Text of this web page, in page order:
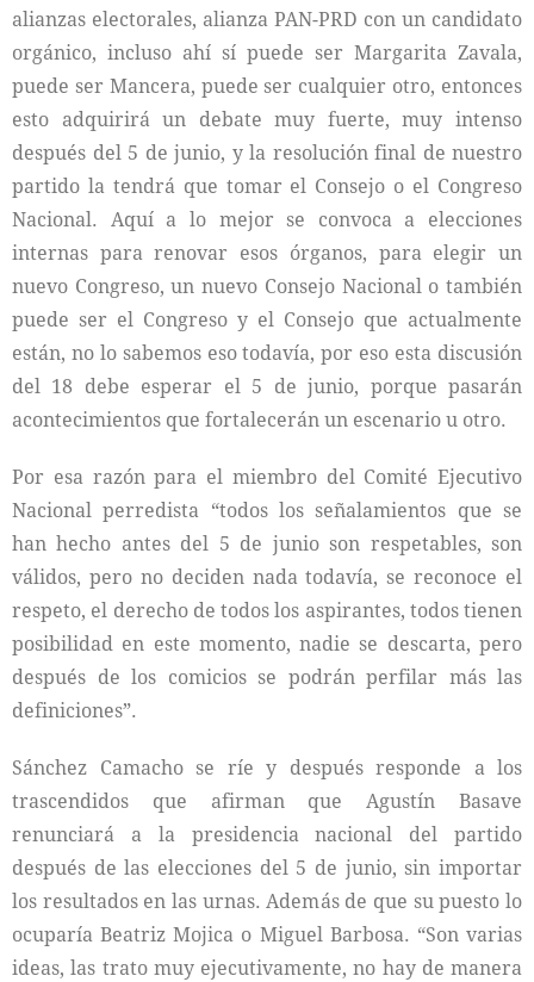
alianzas electorales, alianza PAN-PRD con un candidato
orgánico, incluso ahí sí puede ser Margarita Zavala,
puede ser Mancera, puede ser cualquier otro, entonces
esto adquirirá un debate muy fuerte, muy intenso
después del 5 de junio, y la resolución final de nuestro
partido la tendrá que tomar el Consejo o el Congreso
Nacional. Aquí a lo mejor se convoca a elecciones
internas para renovar esos órganos, para elegir un
nuevo Congreso, un nuevo Consejo Nacional o también
puede ser el Congreso y el Consejo que actualmente
están, no lo sabemos eso todavía, por eso esta discusión
del 18 debe esperar el 5 de junio, porque pasarán
acontecimientos que fortalecerán un escenario u otro.
Por esa razón para el miembro del Comité Ejecutivo
Nacional perredista “todos los señalamientos que se
han hecho antes del 5 de junio son respetables, son
válidos, pero no deciden nada todavía, se reconoce el
respeto, el derecho de todos los aspirantes, todos tienen
posibilidad en este momento, nadie se descarta, pero
después de los comicios se podrán perfilar más las
definiciones”.
Sánchez Camacho se ríe y después responde a los
trascendidos que afirman que Agustín Basave
renunciará a la presidencia nacional del partido
después de las elecciones del 5 de junio, sin importar
los resultados en las urnas. Además de que su puesto lo
ocuparía Beatriz Mojica o Miguel Barbosa. “Son varias
ideas, las trato muy ejecutivamente, no hay de manera